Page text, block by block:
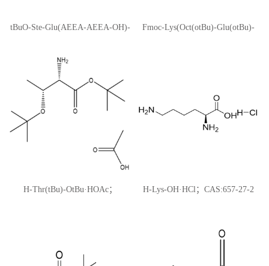
tBuO-Ste-Glu(AEEA-AEEA-OH)-
肽侧链
Fmoc-Lys(Oct(otBu)-Glu(otBu)-
H-Thr(tBu)-OtBu·HOAc；
H-Lys-OH·HCl；CAS:657-27-2